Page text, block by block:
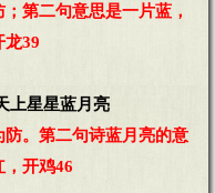
第二句意思是一片蓝，
龙39
上星星蓝月亮
。第二句诗蓝月亮的意
开鸡46